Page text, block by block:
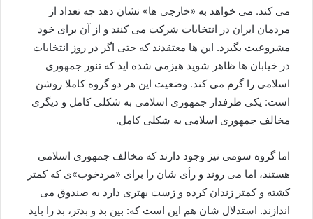
می کند. می خواهد به «خارجی ها» نشان دهد چه تعداد از
مردمان ایران در انتخابات شرکت می کنند و از آن برای خود
مشروعیت بگیرد. این ها معتقدند که حتی اگر در روز انتخابات
در خیابان ها ظاهر شوید هیزمی شده اید که تنور جمهوری
اسلامی را گرم می کند. وضعیت این هر دو گروه کاملا روشن
است: يکی طرفدار جمهوری اسلامی به شکلی کامل و ديگری
مخالف جمهوری اسلامی به شکلی کامل.
اما گروه سومی نیز وجود دارند که مخالف جمهوری اسلامی
هستند، اما می روند و رأی شان را برای «مردخوب»ی که کمتر
کشته و کمتر زندان کرده و ژست بهتری دارد به صندوق می
اندازند. استدلال شان هم این است که: بین بد و بدتر، بد را باید